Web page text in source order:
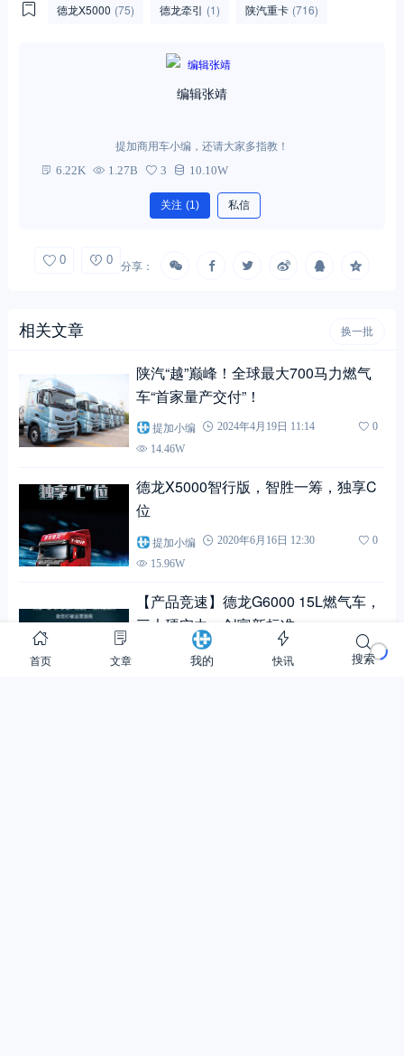
德龙X5000 (75) 德龙牵引 (1) 陕汽重卡 (716)
编辑张靖
提加商用车小编，还请大家多指教！
6.22K 1.27B 3 10.10W
关注 (1) 私信
0 0 分享：
相关文章 换一批
陕汽“越”巅峰！全球最大700马力燃气
车“首家量产交付”！
提加小编 2024年4月19日 11:14
0
14.46W
德龙X5000智行版，智胜一筹，独享C
位
提加小编 2020年6月16日 12:30
0
15.96W
【产品竞速】德龙G6000 15L燃气车，
三大硬实力，创富新标准
2025年11月28日 09:29
0
首页 文章 我的 快讯 搜索